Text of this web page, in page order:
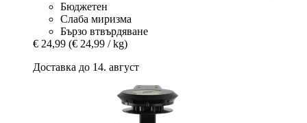
Бюджетен
Слаба миризма
Бързо втвърдяване
€ 24,99 (€ 24,99 / kg)
Доставка до 14. август